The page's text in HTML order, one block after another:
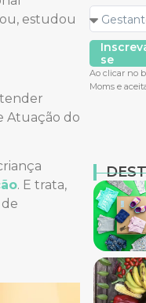
estudou
Atuação do
. E trata,
se
Ao clicar no
Moms e